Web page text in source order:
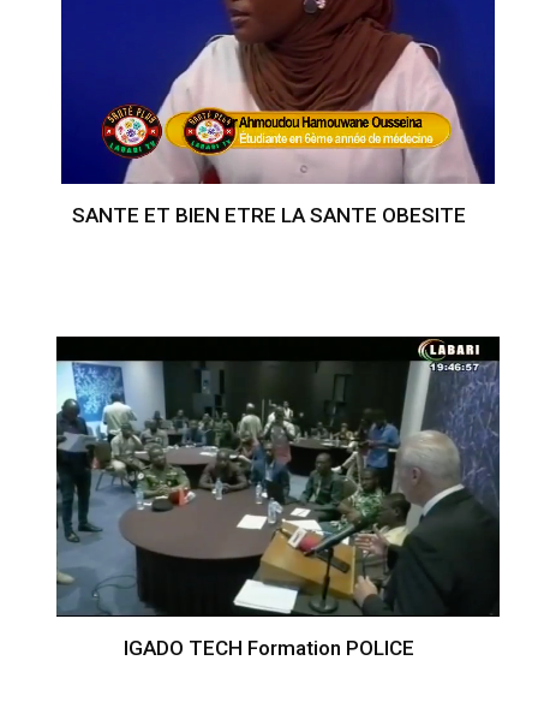
SANTE ET BIEN ETRE LA SANTE OBESITE
IGADO TECH Formation POLICE